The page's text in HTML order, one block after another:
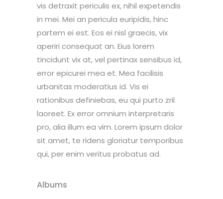
vis detraxit periculis ex, nihil expetendis
in mei. Mei an pericula euripidis, hinc
partem ei est. Eos ei nisl graecis, vix
aperiri consequat an. Eius lorem
tincidunt vix at, vel pertinax sensibus id,
error epicurei mea et. Mea facilisis
urbanitas moderatius id. Vis ei
rationibus definiebas, eu qui purto zril
laoreet. Ex error omnium interpretaris
pro, alia illum ea vim. Lorem ipsum dolor
sit amet, te ridens gloriatur temporibus
qui, per enim veritus probatus ad.
Albums